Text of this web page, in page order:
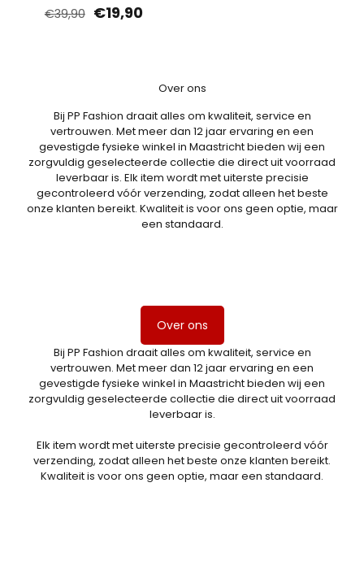
€39,90 €19,90
Over ons
Bij PP Fashion draait alles om kwaliteit, service en
vertrouwen. Met meer dan 12 jaar ervaring en een
gevestigde fysieke winkel in Maastricht bieden wij een
zorgvuldig geselecteerde collectie die direct uit voorraad
leverbaar is. Elk item wordt met uiterste precisie
gecontroleerd vóór verzending, zodat alleen het beste
onze klanten bereikt. Kwaliteit is voor ons geen optie, maar
een standaard.
Over ons
Bij PP Fashion draait alles om kwaliteit, service en
vertrouwen. Met meer dan 12 jaar ervaring en een
gevestigde fysieke winkel in Maastricht bieden wij een
zorgvuldig geselecteerde collectie die direct uit voorraad
leverbaar is.
Elk item wordt met uiterste precisie gecontroleerd vóór
verzending, zodat alleen het beste onze klanten bereikt.
Kwaliteit is voor ons geen optie, maar een standaard.